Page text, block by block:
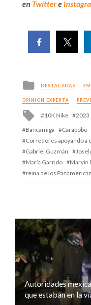
en Twittere
Posted
in
DESTACADAS
OPINIÓN EXPERTA
Tagged
10K Nike 2023
Bancamiga
Carabobo
Corredores apoyando a
Gabriel Guzmán
María Garrido
Marvin
reina de los
Autoridades
que estaban en la